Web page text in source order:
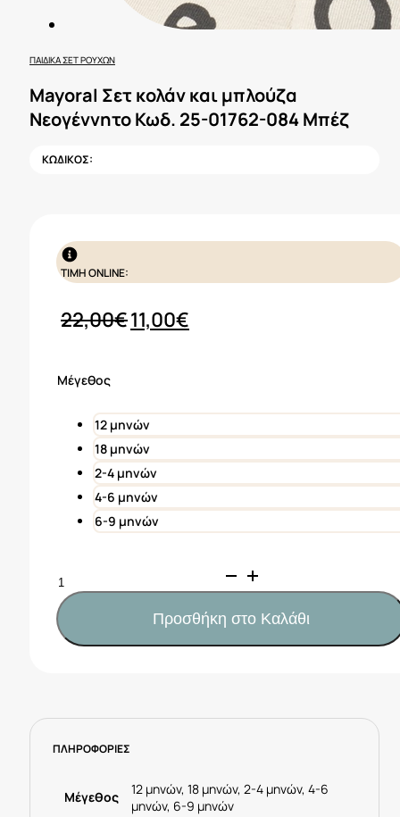
ΠΑΙΔΙΚΆ ΣΕΤ ΡΟΎΧΩΝ
Mayoral Σετ κολάν και μπλούζα
Νεογέννητο Κωδ. 25-01762-084 Μπέζ
ΚΩΔΙΚΟΣ:
ΤΙΜΗ ONLINE:
22,00€Original
11,00€
Μέγεθος
12 μηνών
18 μηνών
2-4 μηνών
4-6 μηνών
6-9 μηνών
Mayoral
Σετ
κολάν
και
μπλούζα
084
ποσότητα
Προσθήκη στο Καλάθι
ΠΛΗΡΟΦΟΡΙΕΣ
Μέγεθος
12 μηνών, 18 μηνών, 2-4 μηνών, 4-6
μηνών, 6-9 μηνών